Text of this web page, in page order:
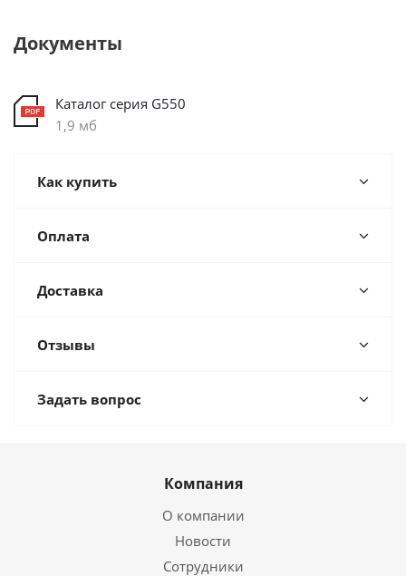
Документы
Каталог серия G550
1,9 мб
Как купить
Оплата
Доставка
Отзывы
Задать вопрос
Компания
О компании
Новости
Сотрудники